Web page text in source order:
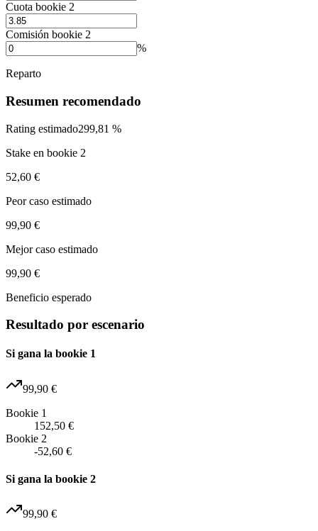
Cuota bookie 2
Comisión bookie 2
%
Reparto
Resumen recomendado
Rating estimado299,81 %
Stake en bookie 2
52,60 €
Peor caso estimado
99,90 €
Mejor caso estimado
99,90 €
Beneficio esperado
Resultado por escenario
Si gana la bookie 1
99,90 €
Bookie 1
152,50 €
Bookie 2
-52,60 €
Si gana la bookie 2
99,90 €